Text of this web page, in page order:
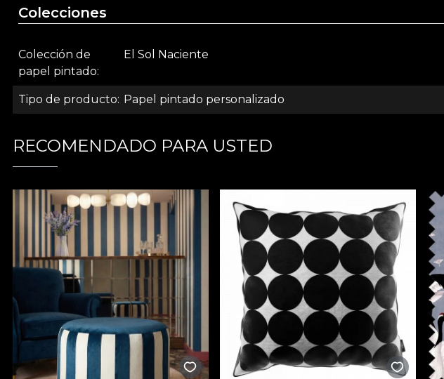
Colecciones
Colección de
papel pintado
El Sol Naciente
Tipo de producto Papel pintado personalizado
RECOMENDADO PARA USTED